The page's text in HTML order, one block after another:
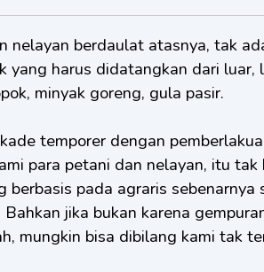
nelayan berdaulat atasnya, tak
yang harus didatangkan dari luar,
minyak goreng, gula pasir.
temporer dengan
para petani dan nelayan, itu tak
berbasis pada agraris sebenarnya
jika bukan karena
mungkin bisa dibilang kami tak